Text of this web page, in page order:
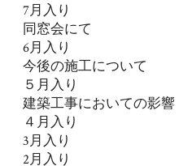
7月入り
同窓会にて
6月入り
今後の施工について
５月入り
建築工事においての影響
４月入り
3月入り
2月入り